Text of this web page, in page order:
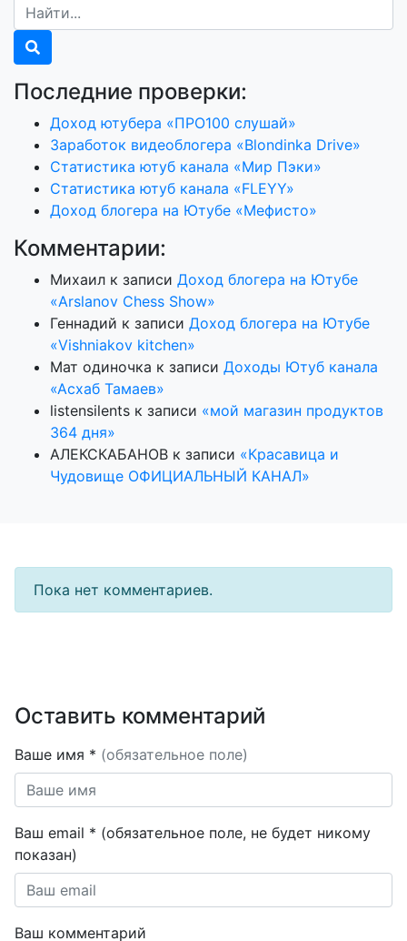
Последние проверки:
Доход ютубера «ПРО100 слушай»
Заработок видеоблогера «Blondinka Drive»
Статистика ютуб канала «Мир Пэки»
Статистика ютуб канала «FLEYY»
Доход блогера на Ютубе «Мефисто»
Комментарии:
Михаил к записи Доход блогера на Ютубе
«Arslanov Chess Show»
Геннадий к записи Доход блогера на Ютубе
«Vishniakov kitchen»
Мат одиночка к записи Доходы Ютуб канала
«Асхаб Тамаев»
listensilents к записи «мой магазин продуктов
364 дня»
АЛЕКСКАБАНОВ к записи «Красавица и
Чудовище ОФИЦИАЛЬНЫЙ КАНАЛ»
Пока нет комментариев.
Оставить комментарий
Ваше имя * (обязательное поле)
Ваш email * (обязательное поле, не будет никому
показан)
Ваш комментарий